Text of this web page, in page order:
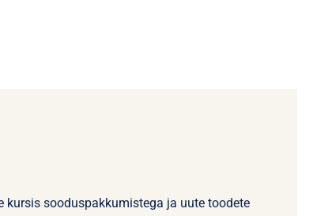
kursis sooduspakkumistega ja uute toodete